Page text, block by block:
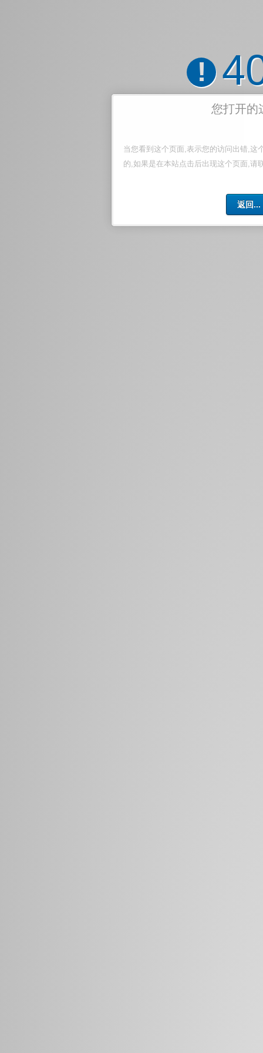
!
您打开的
当您看到这个页面,表示您的访问出错,这
的,如果是在本站点击后出现这个页面,请
返回...